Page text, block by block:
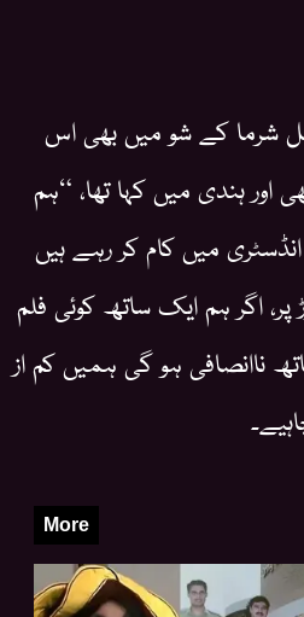
شرما کے شو میں بھی اس
ہندی میں کہا تھا، “ہم
میں کام کر رہے ہیں
پر، اگر ہم ایک ساتھ کوئی فلم
ناانصافی ہو گی ہمیں کم از
More